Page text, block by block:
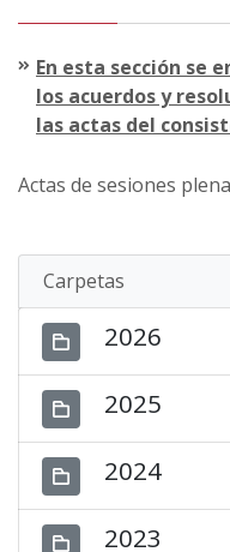
En esta sección se
los acuerdos y
las actas del
Actas de sesiones
Carpetas
2026
2025
2024
2023